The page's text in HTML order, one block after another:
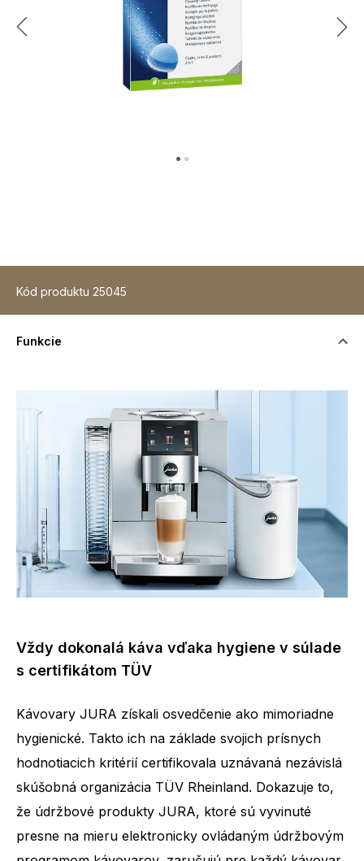
Kód produktu 25045
Funkcie
Vždy dokonalá káva vďaka hygiene v súlade
s certifikátom TÜV
Kávovary JURA získali osvedčenie ako mimoriadne
hygienické. Takto ich na základe svojich prísnych
hodnotiacich kritérií certifikovala uznávaná nezávislá
skúšobná organizácia TÜV Rheinland. Dokazuje to,
že údržbové produkty JURA, ktoré sú vyvinuté
presne na mieru elektronicky ovládaným údržbovým